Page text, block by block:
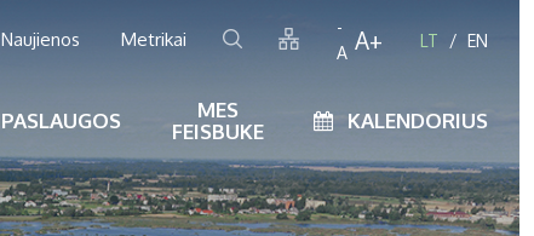
Naujienos Metrikai
-
A A+ LT EN
PASLAUGOS
MES
FEISBUKE
KALENDORIUS